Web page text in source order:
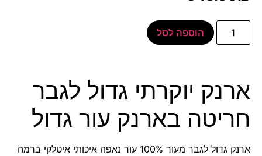
הוספה לסל
ארנק יוקרתי גדול לגבר
חריטה בארנק עור גדול
ארנק גדול לגבר מעור 100% עור נאפה איכותי איטלקי ברמה